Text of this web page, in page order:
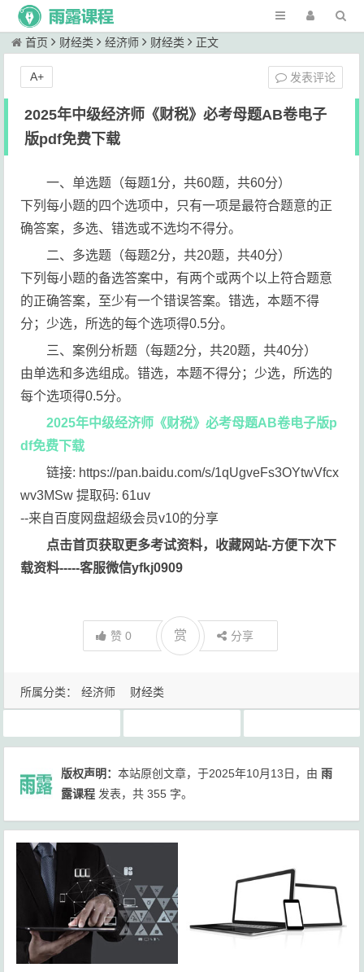
首页 财经类 经济师 财经类 正文
2025年中级经济师《财税》必考母题AB卷电子
版pdf免费下载
一、单选题（每题1分，共60题，共60分）
下列每小题的四个选项中，只有一项是最符合题意的正
确答案，多选、错选或不选均不得分。
二、多选题（每题2分，共20题，共40分）
下列每小题的备选答案中，有两个或两个以上符合题意
的正确答案，至少有一个错误答案。错选，本题不得
分；少选，所选的每个选项得0.5分。
三、案例分析题（每题2分，共20题，共40分）
由单选和多选组成。错选，本题不得分；少选，所选的
每个选项得0.5分。
2025年中级经济师《财税》必考母题AB卷电子版p
df免费下载
链接: https://pan.baidu.com/s/1qUgveFs3OYtwVfcx
wv3MSw 提取码: 61uv
--来自百度网盘超级会员v10的分享
点击首页获取更多考试资料，收藏网站-方便下次下
载资料-----客服微信yfkj0909
赞0 赏 分享
发表评论
A+
所属分类： 经济师 财经类
版权声明：本站原创文章，于2025年10月13日，由雨
露课程 发表，共 355 字。